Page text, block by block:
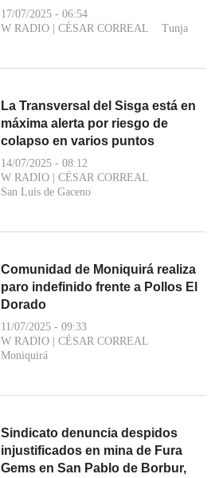
17/07/2025 - 06:54
W RADIO
CÉSAR CORREAL Tunja
La Transversal del Sisga está en
máxima alerta por riesgo de
colapso en varios puntos
14/07/2025 - 08:12
W RADIO
CÉSAR CORREAL
San Luis de Gaceno
Comunidad de Moniquirá realiza
paro indefinido frente a Pollos El
Dorado
11/07/2025 - 09:33
W RADIO
CÉSAR CORREAL
Moniquirá
Sindicato denuncia despidos
injustificados en mina de Fura
Gems en San Pablo de Borbur,